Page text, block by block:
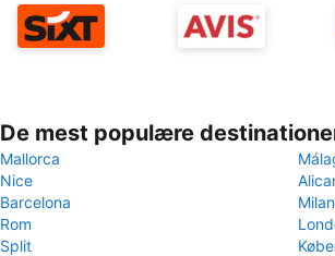
De mest populære
Mallorca
Nice
Barcelona
Rom
Split